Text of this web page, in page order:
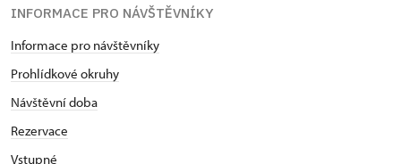
INFORMACE PRO NÁVŠTĚVNÍKY
Informace pro návštěvníky
Prohlídkové okruhy
Návštěvní doba
Rezervace
Vstupné